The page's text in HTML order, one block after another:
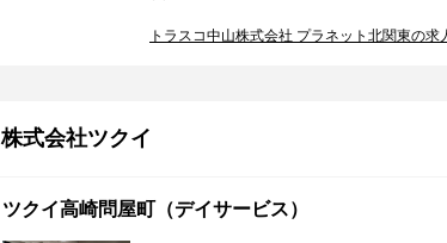
トラスコ中山株式会社 プラネット北関東の求
株式会社ツクイ
ツクイ高崎問屋町（デイサービス）